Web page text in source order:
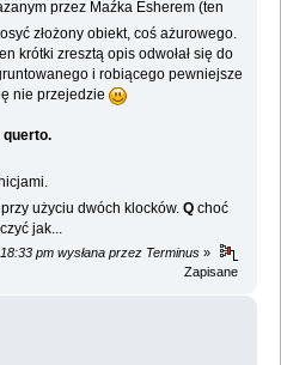
przez Maźka Esherem (ten
złożony obiekt, coś ażurowego.
krótki zresztą opis odwołał się do
i robiącego pewniejsze
nie przejedzie
querto.
użyciu dwóch klocków.Q choć
jak...
pm wysłana przez Terminus »
Zapisane